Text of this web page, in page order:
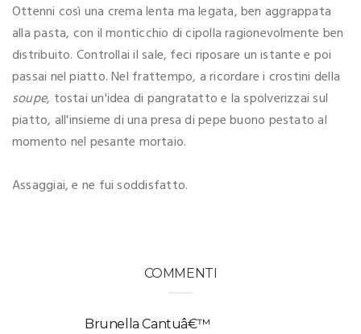
Ottenni così una crema lenta ma legata, ben aggrappata
alla pasta, con il monticchio di cipolla ragionevolmente ben
distribuito. Controllai il sale, feci riposare un istante e poi
passai nel piatto. Nel frattempo, a ricordare i crostini della
soupe, tostai un'idea di pangratatto e la spolverizzai sul
piatto, all'insieme di una presa di pepe buono pestato al
momento nel pesante mortaio.
Assaggiai, e ne fui soddisfatto.
COMMENTI
Brunella Cantuâ€™